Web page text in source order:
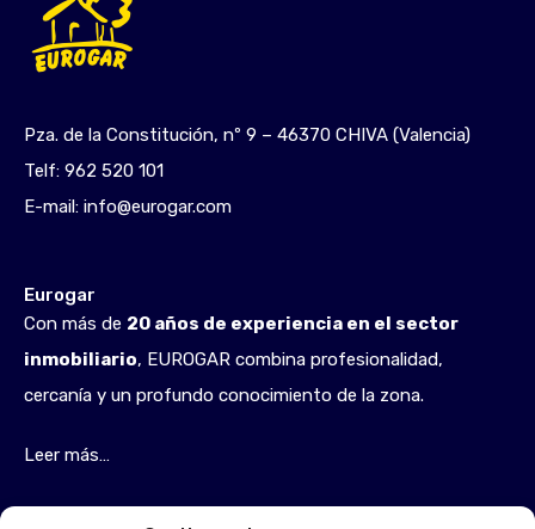
Pza. de la Constitución, nº 9 – 46370 CHIVA (Valencia)
Telf: 962 520 101
E-mail: info@eurogar.com
Eurogar
Con más de 20 años de experiencia en el sector
inmobiliario, EUROGAR combina profesionalidad,
cercanía y un profundo conocimiento de la zona.
Leer más…